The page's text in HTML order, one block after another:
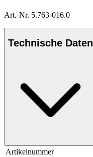
Art.-Nr. 5.763-016.0
Technische Daten
Artikelnummer